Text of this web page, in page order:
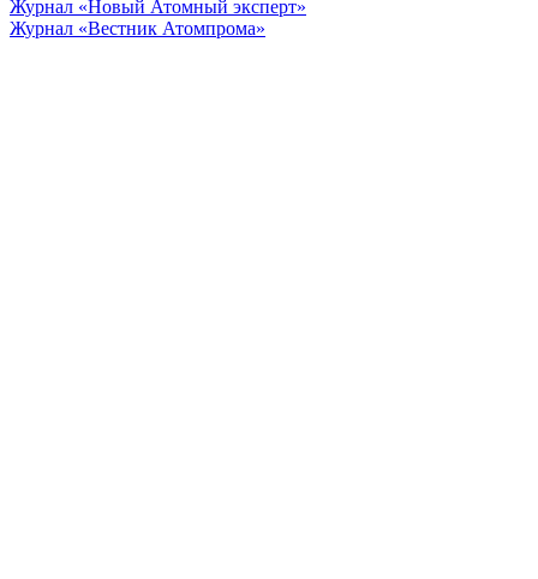
Журнал «Новый Атомный эксперт»
Журнал «Вестник Атомпрома»